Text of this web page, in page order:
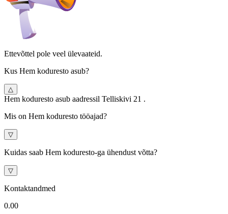
Ettevõttel pole veel ülevaateid.
Kus Hem koduresto asub?
△
Hem koduresto asub aadressil Telliskivi 21 .
Mis on Hem koduresto tööajad?
▽
Kuidas saab Hem koduresto-ga ühendust võtta?
▽
Kontaktandmed
0.00